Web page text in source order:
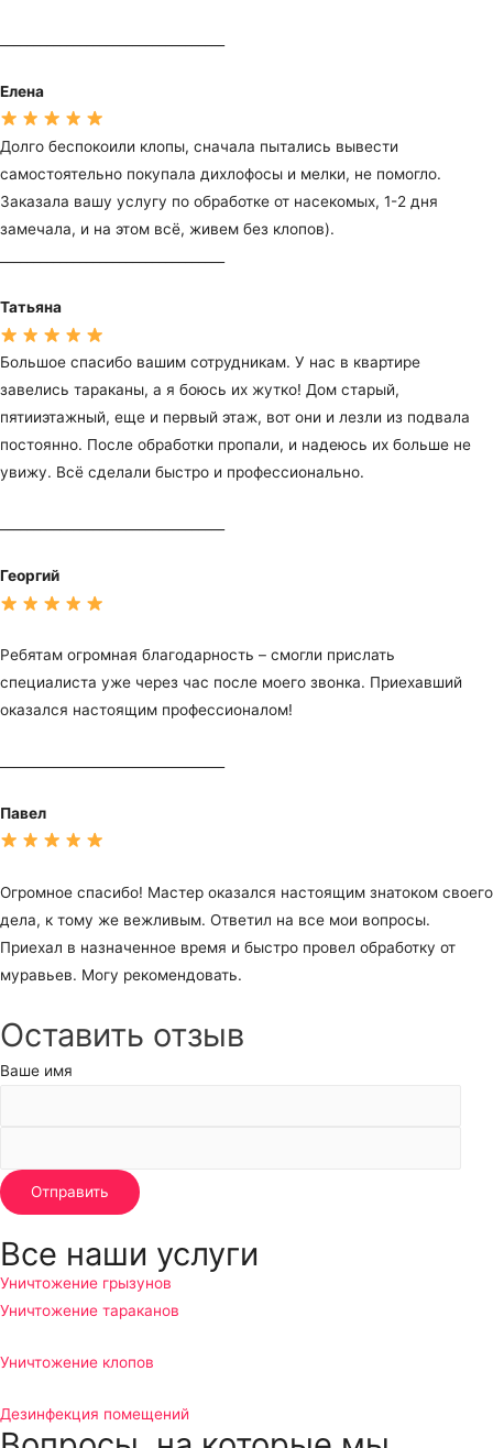
Елена
Долго беспокоили клопы, сначала пытались вывести
самостоятельно покупала дихлофосы и мелки, не помогло.
Заказала вашу услугу по обработке от насекомых, 1-2 дня
замечала, и на этом всё, живем без клопов).
Татьяна
Большое спасибо вашим сотрудникам. У нас в квартире
завелись тараканы, а я боюсь их жутко! Дом старый,
пятииэтажный, еще и первый этаж, вот они и лезли из подвала
постоянно. После обработки пропали, и надеюсь их больше не
увижу. Всё сделали быстро и профессионально.
Георгий
Ребятам огромная благодарность – смогли прислать
специалиста уже через час после моего звонка. Приехавший
оказался настоящим профессионалом!
Павел
Огромное спасибо! Мастер оказался настоящим знатоком своего
дела, к тому же вежливым. Ответил на все мои вопросы.
Приехал в назначенное время и быстро провел обработку от
муравьев. Могу рекомендовать.
Оставить отзыв
Ваше имя
Все наши услуги
Уничтожение грызунов
Уничтожение тараканов
Уничтожение клопов
Дезинфекция помещений